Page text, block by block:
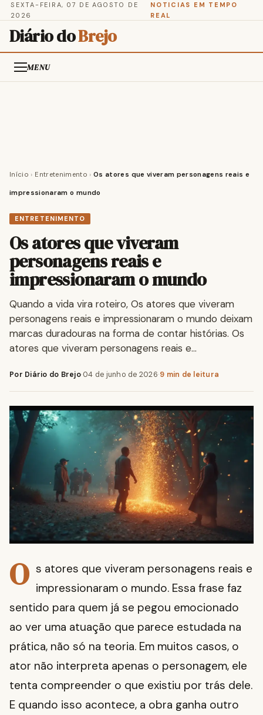
SEXTA-FEIRA, 07 DE AGOSTO DE
2026
NOTICIAS EM TEMPO
REAL
Diário doBrejo
MENU
Início › Entretenimento › Os atores que viveram personagens reais e
impressionaram o mundo
ENTRETENIMENTO
Os atores que viveram
personagens reais e
impressionaram o mundo
Quando a vida vira roteiro, Os atores que viveram
personagens reais e impressionaram o mundo deixam
marcas duradouras na forma de contar histórias. Os
atores que viveram personagens reais e…
Por Diário do Brejo·04 de junho de 2026·9 min de leitura
O s atores que viveram personagens reais e
impressionaram o mundo. Essa frase faz
sentido para quem já se pegou emocionado
ao ver uma atuação que parece estudada na
prática, não só na teoria. Em muitos casos, o
ator não interpreta apenas o personagem, ele
tenta compreender o que existiu por trás dele.
E quando isso acontece, a obra ganha outro